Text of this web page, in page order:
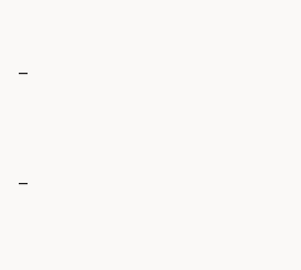
_
_